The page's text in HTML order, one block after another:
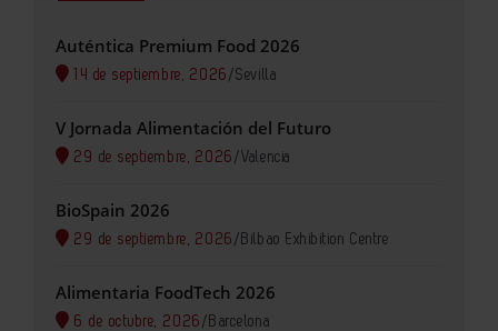
Auténtica Premium Food 2026
14 de septiembre, 2026 /Sevilla
V Jornada Alimentación del Futuro
29 de septiembre, 2026 /Valencia
BioSpain 2026
29 de septiembre, 2026 / Bilbao Exhibition Centre
Alimentaria FoodTech 2026
6 de octubre, 2026 / Barcelona